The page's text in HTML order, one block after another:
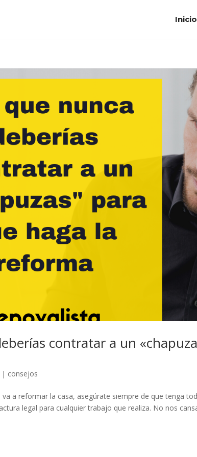
Inicio
contratar a un
| consejos
a reformar la casa, asegúrate siempre de que tenga
legal para cualquier trabajo que realiza. No nos